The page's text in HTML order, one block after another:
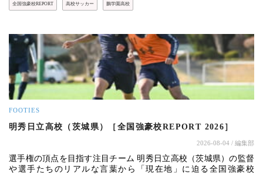
全国強豪校REPORT 高校サッカー 鵬学園高校
FOOTIES
明秀日立高校（茨城県）［全国強豪校REPORT 2026］
2026-08-04 / 編集部
選手権の頂点を目指す注目チーム 明秀日立高校（茨城県）の監督
や選手たちのリアルな言葉から「現在地」に迫る全国強豪校